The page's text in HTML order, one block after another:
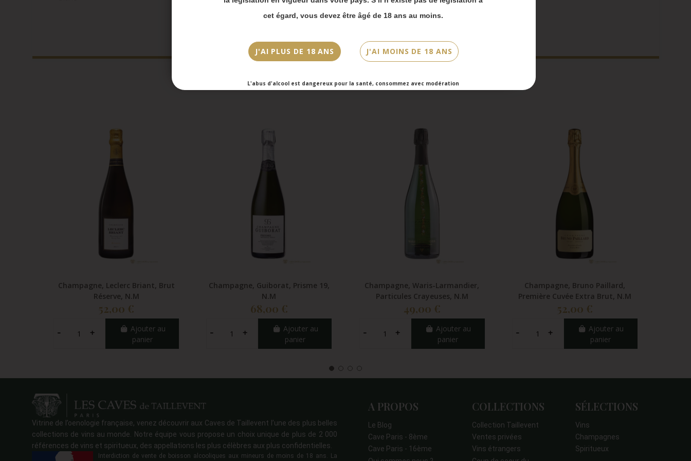
cet égard, vous devez être âgé de 18 ans au moins.
J'AI PLUS DE 18 ANS J'AI MOINS DE 18 ANS
L'abus d'alcool est dangereux pour la santé, consommez avec modération
Champagne, Leclerc Briant, Brut
Réserve, N.M
52,00 €
Ajouter au
panier
Champagne, Guiborat, Prisme 19,
N.M
68,00 €
Ajouter au
panier
Champagne, Waris-Larmandier,
Particules Crayeuses, N.M
49,00 €
Ajouter au
panier
Champagne, Bruno Paillard,
Première Cuvée Extra Brut, N.M
52,00 €
Ajouter au
panier
Vitrine de l’oenologie française, venez découvrir aux Caves de Taillevent l’une des plus belles
collections de vins au monde. Notre équipe vous propose un choix unique de plus de 2 000
références de vins et spiritueux, des appellations les plus célèbres aux plus confidentielles.
Interdiction de vente de boisson alcooliques aux mineurs de moins de 18 ans. La
A PROPOS
Le Blog
Cave Paris - 8ème
Cave Paris - 16ème
COLLECTIONS
Collection Taillevent
Ventes privées
Vins étrangers
SÉLECTIONS
Vins
Champagnes
Spiritueux
Les envois Chronopost reprendront à partir du 31 août.
Honoré et cave Victor Hugo) seront disponibles à partir du 4
septembre.